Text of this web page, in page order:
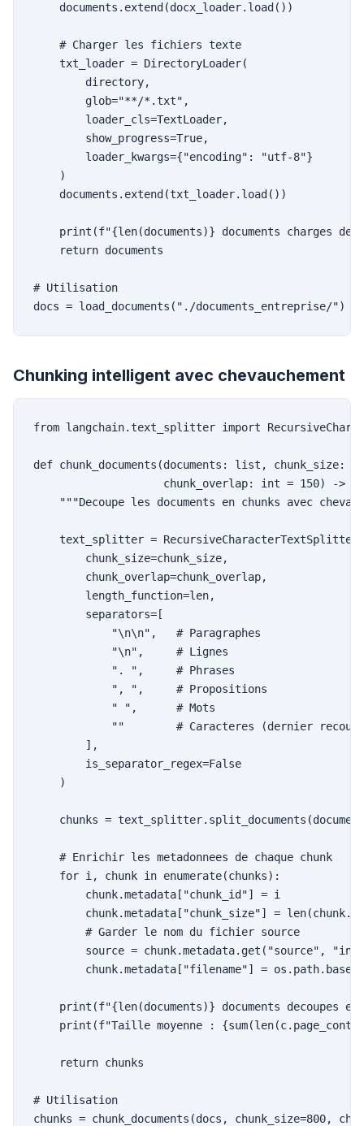
    documents.extend(docx_loader.load())
    # Charger les fichiers texte
    txt_loader = DirectoryLoader(
        directory,
        glob="**/*.txt",
        loader_cls=TextLoader,
        show_progress=True,
        loader_kwargs={"encoding": "utf-8"}
    )
    documents.extend(txt_loader.load())
print(f"{len(documents)} documents charges
    return documents
# Utilisation
docs = load_documents("./documents_entreprise/")
Chunking intelligent avec chevauchement
from langchain.text_splitter import
def chunk_documents(documents: list, chunk_size:
chunk_overlap: int = 150) ->
"""Decoupe les documents en chunks avec
    text_splitter = RecursiveCharacterTextSplitter(
        chunk_size=chunk_size,
        chunk_overlap=chunk_overlap,
        length_function=len,
        separators=[
            "\n\n",   # Paragraphes
            "\n",     # Lignes
            ". ",     # Phrases
            ", ",     # Propositions
            " ",      # Mots
""        # Caracteres (dernier
        ],
        is_separator_regex=False
    )
chunks =
    # Enrichir les metadonnees de chaque chunk
    for i, chunk in enumerate(chunks):
        chunk.metadata["chunk_id"] = i
chunk.metadata["chunk_size"] =
        # Garder le nom du fichier source
source = chunk.metadata.get("source",
chunk.metadata["filename"] =
print(f"{len(documents)} documents decoupes en
print(f"Taille moyenne :
    return chunks
# Utilisation
chunks = chunk_documents(docs, chunk_size=800,